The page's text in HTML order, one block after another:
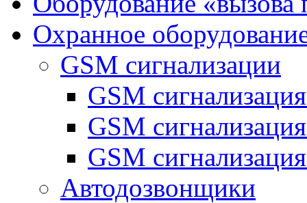
Охранное
GSM сигнализации
GSM
GSM
GSM
Автодозвонщики